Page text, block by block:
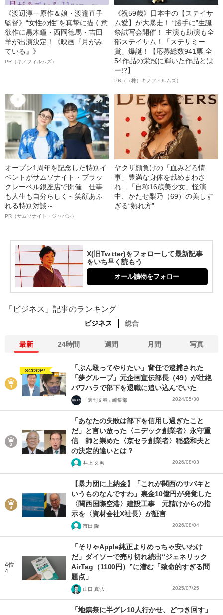
《渡辺淳一原作＆娘・渡邉直子
監督》“女性の性”を真摯に描く意
欲作に黒木瞳・西岡德馬・吉田
羊が出演決定！《映画『月がみ
ている』》
PR（キノフィルムズ）
《祝59歳》日本中の【ステイサ
ム愛】が大暴走！ “勝手に”生誕
祭試写会開催！ 主演も助演も全
部ステイサム！「ステサミー
賞」爆誕！【応募総数941票 全
54作品の栄冠に輝いた作品とは
ー!?】
PR（（株）キノフィルムズ）
オープン1周年を記念した特別イ
ベントがサムソナイト・ブラッ
クレーベル銀座店で開催 仕事
も人生も自分らしく～笑顔あふ
れる特別対談～
PR（サムソナイト・ジャパン）
ヤクザ顔負けの「血みどろ情
事」豊満な身体を舐めまわさ
れ…「自称16歳美少女」怪演
中、かたせ梨乃（69）の美しす
ぎる“熟れ方”
X(旧Twitter)をフォローして最新記事
をいち早く読もう
オール讀物をフォロー
「ビジネス」記事のランキング
ビジネス 総合
最新 24時間 週間 月間 写真
SCOOP!
「ぶん殴ってやりたい」背任で逮捕された
「夢グループ」元企画宣伝部長（49）が壮絶
パワハラで部下を退職に追い込んでいた
「週刊文春」編集部 2024/05/30
「あなたの失敗は部下を信用し過ぎたこと
だ」と言い放った〈ニデック創業者〉永守重
信 師と崇めた〈京セラ創業者〉稲盛和夫と
の決定的違いとは？
井上 久男 2026/08/03
【暴力団に上納金】「これが関西のサバキと
いうものなんですわ」裏金10億円が発覚した
〈関西国際空港〉建設工事 元請けからの指
示を〈資材会社X社長〉が証言
市田 隆 2026/08/04
4位
4
「そりゃApple純正よりめっちゃ安いわけ
だ」ダイソーで売り切れ続出“ジェネリック
AirTag（1100円）”に潜む「致命的すぎる問
題点」
山口 真弘 2025/07/25
「地鎮祭に半グレ10人行かせ、どつき回す」